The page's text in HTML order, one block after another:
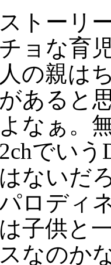
ストーリ
チョな育
人の親は
があると
よなぁ。
2chでい
はないだ
ロディ
は子供と
スなのか